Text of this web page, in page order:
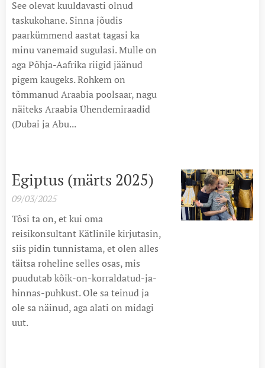
See olevat kuuldavasti olnud
taskukohane. Sinna jõudis
paarkümmend aastat tagasi ka
minu vanemaid sugulasi. Mulle on
aga Põhja-Aafrika riigid jäänud
pigem kaugeks. Rohkem on
tõmmanud Araabia poolsaar, nagu
näiteks Araabia Ühendemiraadid
(Dubai ja Abu...
Egiptus (märts 2025)
09/03/2025
Tõsi ta on, et kui oma
reisikonsultant Kätlinile kirjutasin,
siis pidin tunnistama, et olen alles
täitsa roheline selles osas, mis
puudutab kõik-on-korraldatud-ja-
hinnas-puhkust. Ole sa teinud ja
ole sa näinud, aga alati on midagi
uut.